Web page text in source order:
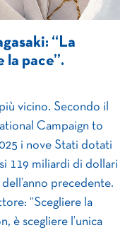
“La
la pace”.
vicino. Secondo il
Campaign to
i nove Stati dotati
119 miliardi di dollari
precedente.
“Scegliere la
è scegliere l’unica